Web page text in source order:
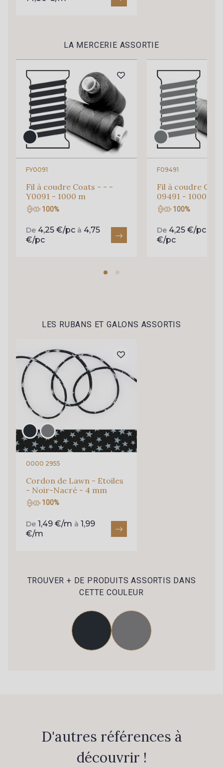
LA MERCERIE ASSORTIE
FY0091
Fil à coudre Coats - - -
Y0091 - 1000 m
100%
De 4,25 €/pc à 4,75
€/pc
F09491
Fil à coudre
09491 - 1000 m
100%
De 4,25 €/pc
€/pc
LES RUBANS ET GALONS ASSORTIS
0000 2955
Cordon de Lawn - Etoiles
- Noir-Nacré - 4 mm
100%
De 1,49 €/m à 1,99
€/m
TROUVER + DE PRODUITS ASSORTIS DANS
CETTE COULEUR
D'autres références à
découvrir !
Cadeau : 10% offerts sur votre
Pour vous, couture rime avec détente ?
Vous aimez les beaux tissus ?
Recevez chaque semaine un clin d’œil rempli de
nouveautés, d’inspirations et de promotions.